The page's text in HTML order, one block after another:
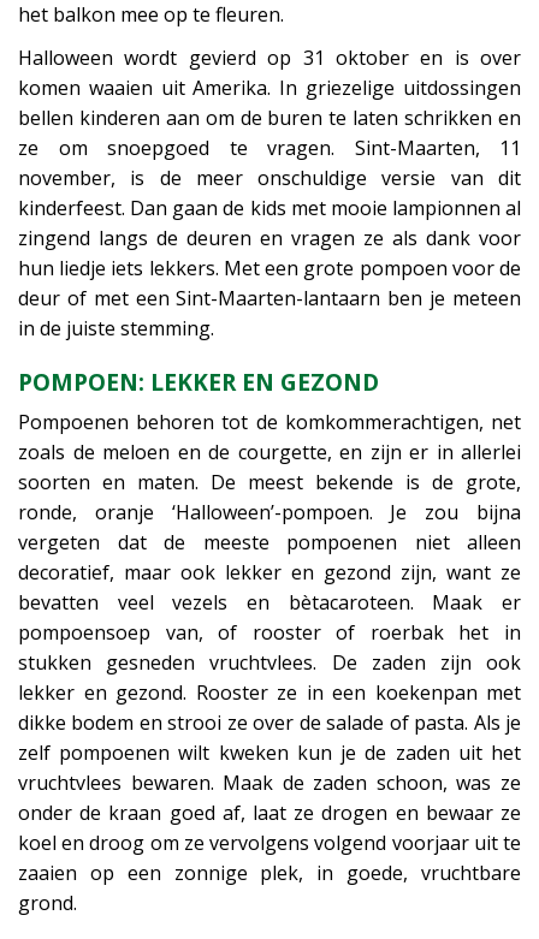
het balkon mee op te fleuren.
Halloween wordt gevierd op 31 oktober en is over
komen waaien uit Amerika. In griezelige uitdossingen
bellen kinderen aan om de buren te laten schrikken en
ze om snoepgoed te vragen. Sint-Maarten, 11
november, is de meer onschuldige versie van dit
kinderfeest. Dan gaan de kids met mooie lampionnen al
zingend langs de deuren en vragen ze als dank voor
hun liedje iets lekkers. Met een grote pompoen voor de
deur of met een Sint-Maarten-lantaarn ben je meteen
in de juiste stemming.
POMPOEN: LEKKER EN GEZOND
Pompoenen behoren tot de komkommerachtigen, net
zoals de meloen en de courgette, en zijn er in allerlei
soorten en maten. De meest bekende is de grote,
ronde, oranje ‘Halloween’-pompoen. Je zou bijna
vergeten dat de meeste pompoenen niet alleen
decoratief, maar ook lekker en gezond zijn, want ze
bevatten veel vezels en bètacaroteen. Maak er
pompoensoep van, of rooster of roerbak het in
stukken gesneden vruchtvlees. De zaden zijn ook
lekker en gezond. Rooster ze in een koekenpan met
dikke bodem en strooi ze over de salade of pasta. Als je
zelf pompoenen wilt kweken kun je de zaden uit het
vruchtvlees bewaren. Maak de zaden schoon, was ze
onder de kraan goed af, laat ze drogen en bewaar ze
koel en droog om ze vervolgens volgend voorjaar uit te
zaaien op een zonnige plek, in goede, vruchtbare
grond.